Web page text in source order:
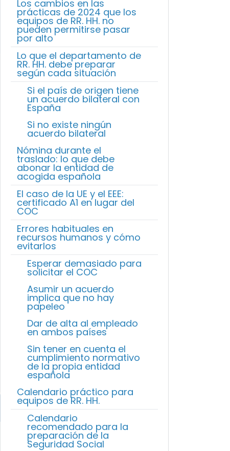
Los cambios en las
prácticas de 2024 que los
equipos de RR. HH. no
pueden permitirse pasar
por alto
Lo que el departamento de
RR. HH. debe preparar
según cada situación
Si el país de origen tiene
un acuerdo bilateral con
España
Si no existe ningún
acuerdo bilateral
Nómina durante el
traslado: lo que debe
abonar la entidad de
acogida española
El caso de la UE y el EEE:
certificado A1 en lugar del
COC
Errores habituales en
recursos humanos y cómo
evitarlos
Esperar demasiado para
solicitar el COC
Asumir un acuerdo
implica que no hay
papeleo
Dar de alta al empleado
en ambos países
Sin tener en cuenta el
cumplimiento normativo
de la propia entidad
española
Calendario práctico para
equipos de RR. HH.
Calendario
recomendado para la
preparación de la
Seguridad Social